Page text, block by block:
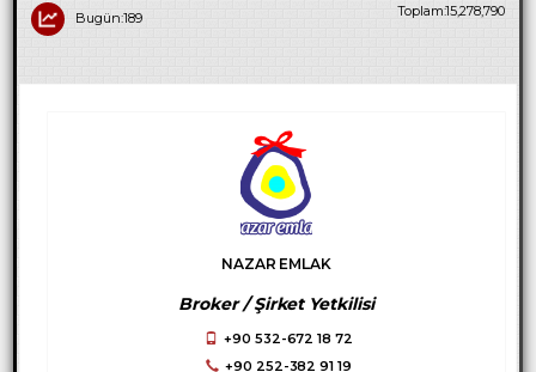
Bugün:189 Toplam:15,278,790
NAZAR EMLAK
Broker / Şirket Yetkilisi
+90 532-672 18 72
+90 252-382 91 19